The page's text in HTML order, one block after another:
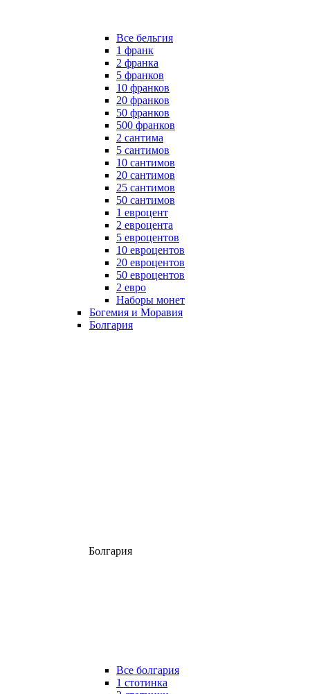
Все бельгия
1 франк
2 франка
5 франков
10 франков
20 франков
50 франков
500 франков
2 сантима
5 сантимов
10 сантимов
20 сантимов
25 сантимов
50 сантимов
1 евроцент
2 евроцента
5 евроцентов
10 евроцентов
20 евроцентов
50 евроцентов
2 евро
Наборы монет
Богемия и Моравия
Болгария
Болгария
Все болгария
1 стотинка